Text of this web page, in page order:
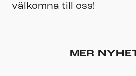
välkomna till oss!
MER